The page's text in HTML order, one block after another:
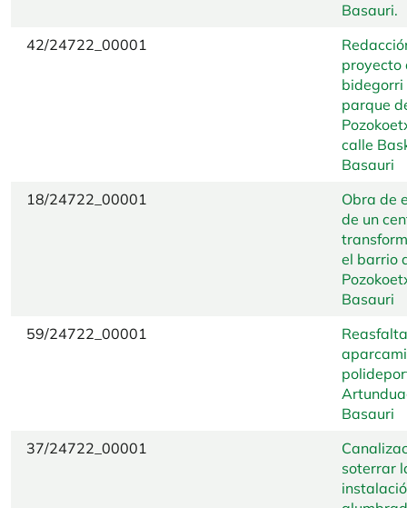
Basauri.
42/24722_00001
proyecto
bidegorri
parque
calle
Basauri
18/24722_00001
Obra de
de un
el barrio
Basauri
59/24722_00001
Basauri
37/24722_00001
soterrar